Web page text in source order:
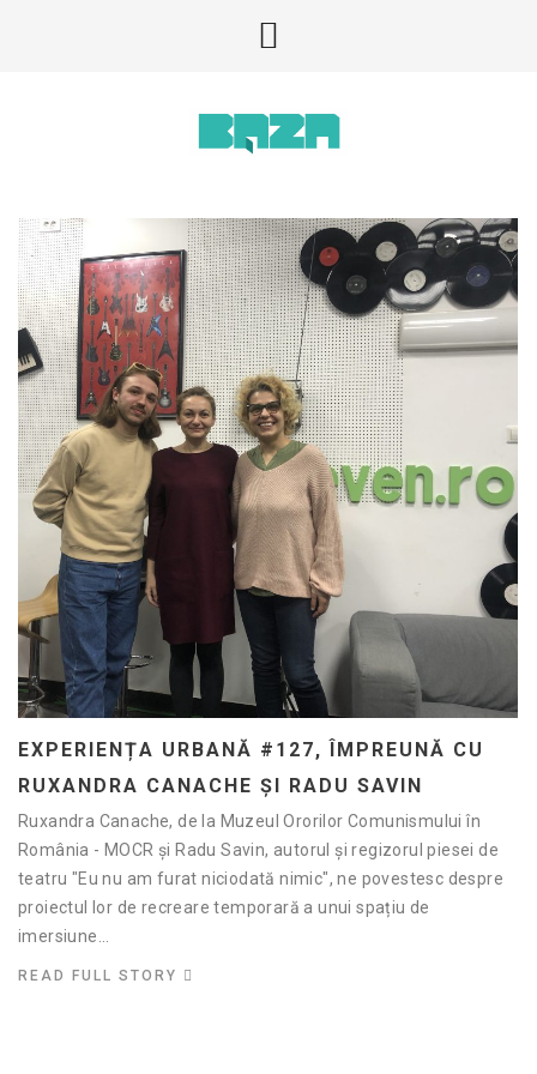
EXPERIENȚA URBANĂ #127, ÎMPREUNĂ CU
RUXANDRA CANACHE ȘI RADU SAVIN
Ruxandra Canache, de la Muzeul Ororilor Comunismului în
România - MOCR și Radu Savin, autorul și regizorul piesei de
teatru "Eu nu am furat niciodată nimic", ne povestesc despre
proiectul lor de recreare temporară a unui spațiu de
imersiune...
READ FULL STORY